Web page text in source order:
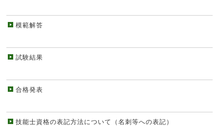
模範解答
試験結果
合格発表
技能士資格の表記方法について（名刺等への表記）